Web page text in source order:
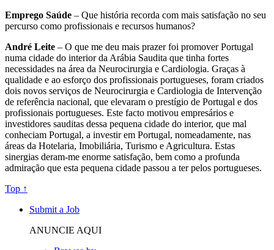
Emprego Saúde – Que história recorda com mais satisfação no seu
percurso como profissionais e recursos humanos?
André Leite – O que me deu mais prazer foi promover Portugal
numa cidade do interior da Arábia Saudita que tinha fortes
necessidades na área da Neurocirurgia e Cardiologia. Graças à
qualidade e ao esforço dos profissionais portugueses, foram criados
dois novos serviços de Neurocirurgia e Cardiologia de Intervenção
de referência nacional, que elevaram o prestígio de Portugal e dos
profissionais portugueses. Este facto motivou empresários e
investidores sauditas dessa pequena cidade do interior, que mal
conheciam Portugal, a investir em Portugal, nomeadamente, nas
áreas da Hotelaria, Imobiliária, Turismo e Agricultura. Estas
sinergias deram-me enorme satisfação, bem como a profunda
admiração que esta pequena cidade passou a ter pelos portugueses.
Top ↑
Submit a Job
ANUNCIE AQUI